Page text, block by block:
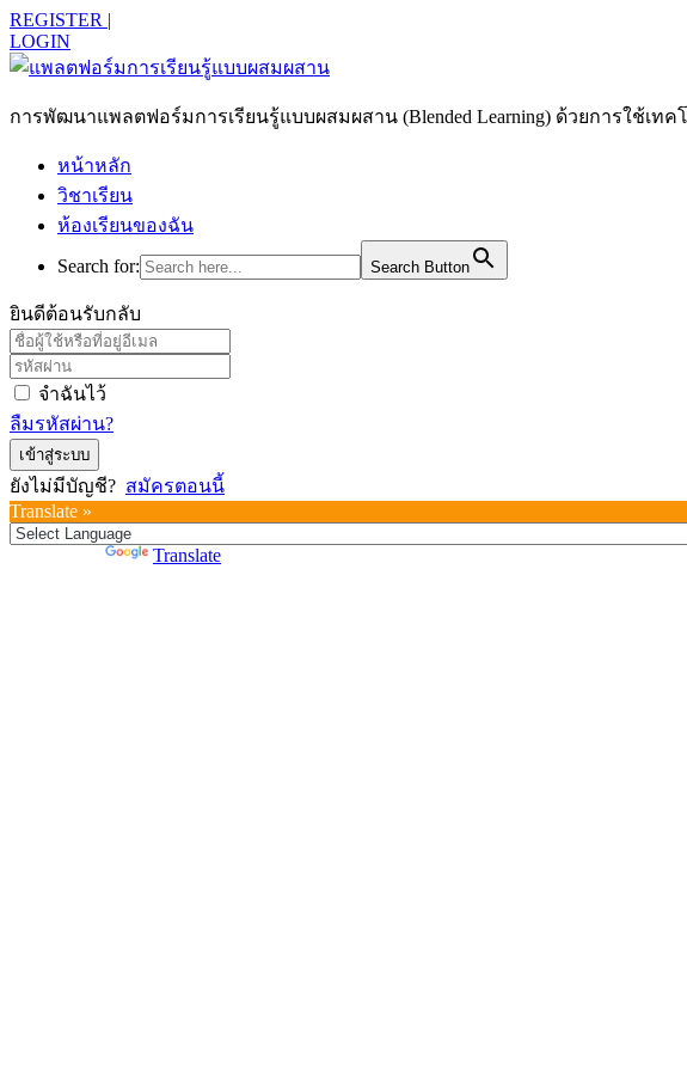
REGISTER |
LOGIN
การพัฒนาแพลตฟอร์มการเรียนรู้แบบผสมผสาน (Blended Learning) ด้วยการใช้เ
หน้าหลัก
วิชาเรียน
ห้องเรียนของฉัน
Search for:
Search Button
ยินดีต้อนรับกลับ
จำฉันไว้
ลืมรหัสผ่าน?
เข้าสู่ระบบ
ยังไม่มีบัญชี? สมัครตอนนี้
Translate »
Translate